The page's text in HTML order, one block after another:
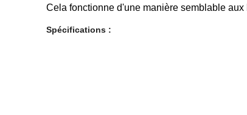
Cela fonctionne d'une manière semblable
Spécifications :